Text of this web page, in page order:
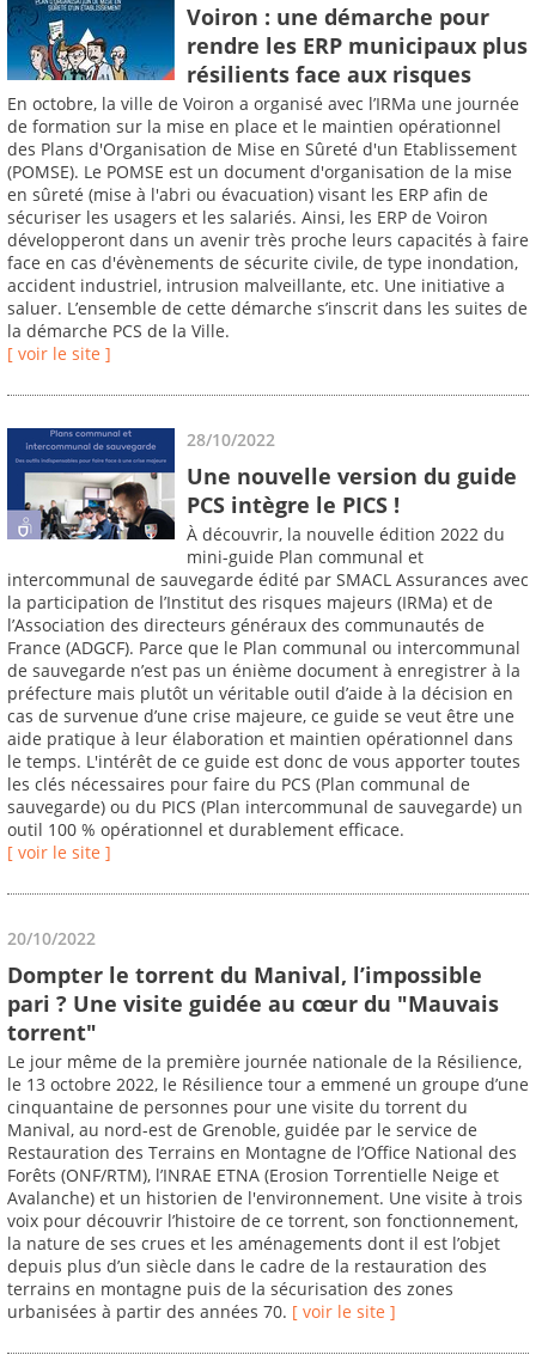
Voiron : une démarche pour
rendre les ERP municipaux plus
résilients face aux risques
En octobre, la ville de Voiron a organisé avec l’IRMa une journée
de formation sur la mise en place et le maintien opérationnel
des Plans d'Organisation de Mise en Sûreté d'un Etablissement
(POMSE). Le POMSE est un document d'organisation de la mise
en sûreté (mise à l'abri ou évacuation) visant les ERP afin de
sécuriser les usagers et les salariés. Ainsi, les ERP de Voiron
développeront dans un avenir très proche leurs capacités à faire
face en cas d'évènements de sécurite civile, de type inondation,
accident industriel, intrusion malveillante, etc. Une initiative a
saluer. L’ensemble de cette démarche s’inscrit dans les suites de
la démarche PCS de la Ville.
[ voir le site ]
28/10/2022
Une nouvelle version du guide
PCS intègre le PICS !
À découvrir, la nouvelle édition 2022 du
mini-guide Plan communal et
intercommunal de sauvegarde édité par SMACL Assurances avec
la participation de l’Institut des risques majeurs (IRMa) et de
l’Association des directeurs généraux des communautés de
France (ADGCF). Parce que le Plan communal ou intercommunal
de sauvegarde n’est pas un énième document à enregistrer à la
préfecture mais plutôt un véritable outil d’aide à la décision en
cas de survenue d’une crise majeure, ce guide se veut être une
aide pratique à leur élaboration et maintien opérationnel dans
le temps. L'intérêt de ce guide est donc de vous apporter toutes
les clés nécessaires pour faire du PCS (Plan communal de
sauvegarde) ou du PICS (Plan intercommunal de sauvegarde) un
outil 100 % opérationnel et durablement efficace.
[ voir le site ]
20/10/2022
Dompter le torrent du Manival, l’impossible
pari ? Une visite guidée au cœur du "Mauvais
torrent"
Le jour même de la première journée nationale de la Résilience,
le 13 octobre 2022, le Résilience tour a emmené un groupe d’une
cinquantaine de personnes pour une visite du torrent du
Manival, au nord-est de Grenoble, guidée par le service de
Restauration des Terrains en Montagne de l’Office National des
Forêts (ONF/RTM), l’INRAE ETNA (Erosion Torrentielle Neige et
Avalanche) et un historien de l'environnement. Une visite à trois
voix pour découvrir l’histoire de ce torrent, son fonctionnement,
la nature de ses crues et les aménagements dont il est l’objet
depuis plus d’un siècle dans le cadre de la restauration des
terrains en montagne puis de la sécurisation des zones
urbanisées à partir des années 70. [ voir le site ]